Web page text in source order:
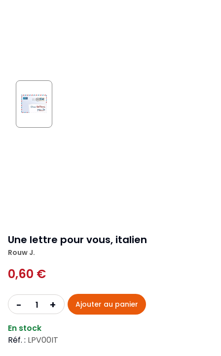
Une lettre pour vous, italien
Rouw J.
0,60 €
- + Ajouter au panier
En stock
Réf. : LPV00IT